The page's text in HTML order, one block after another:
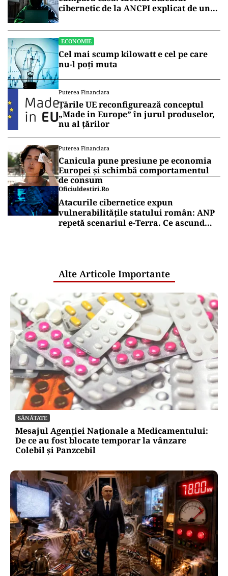
cibernetic de la ANCPI explicat de un
ECONOMIE
Cel mai scump kilowatt e cel pe care
nu-l poți muta
Puterea Financiara
Țările UE reconfigurează conceptul
„Made in Europe” în jurul produselor,
nu al țărilor
Puterea Financiara
Canicula pune presiune pe economia
Europei și schimbă comportamentul
de consum
Oficiuldestiri.ro
Atacurile cibernetice expun
vulnerabilitățile statului român: ANP
repetă scenariul e‑Terra. Ce ascund
Alte Articole Importante
SĂNĂTATE
Mesajul Agenției Naționale a Medicamentului:
De ce au fost blocate temporar la vânzare
Colebil și Panzcebil